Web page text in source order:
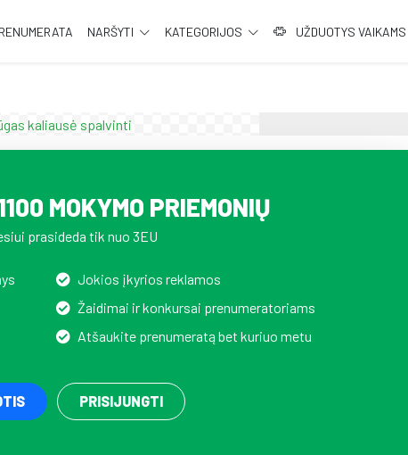
NARŠYTI KATEGORIJOS UŽDUOTYS VAIKAMS
MOKYMO PRIEMONIŲ
prasideda tik nuo 3EU
Jokios įkyrios reklamos
Žaidimai ir konkursai prenumeratoriams
Atšaukite prenumeratą bet kuriuo metu
PRISIJUNGTI